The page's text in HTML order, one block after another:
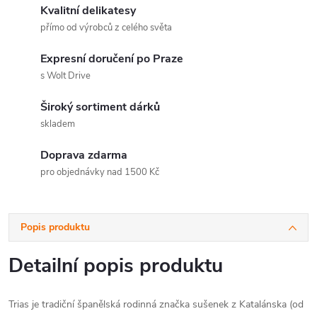
Kvalitní delikatesy
přímo od výrobců z celého světa
Expresní doručení po Praze
s Wolt Drive
Široký sortiment dárků
skladem
Doprava zdarma
pro objednávky nad 1500 Kč
Popis produktu
Detailní popis produktu
Trias je tradiční španělská rodinná značka sušenek z Katalánska (od